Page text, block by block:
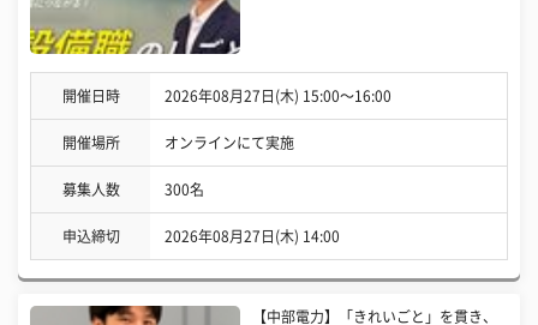
開催日時 2026年08月27日(木) 15:00〜16:00
開催場所 オンラインにて実施
募集人数 300名
申込締切 2026年08月27日(木) 14:00
【中部電力】「きれいごと」を貫き、